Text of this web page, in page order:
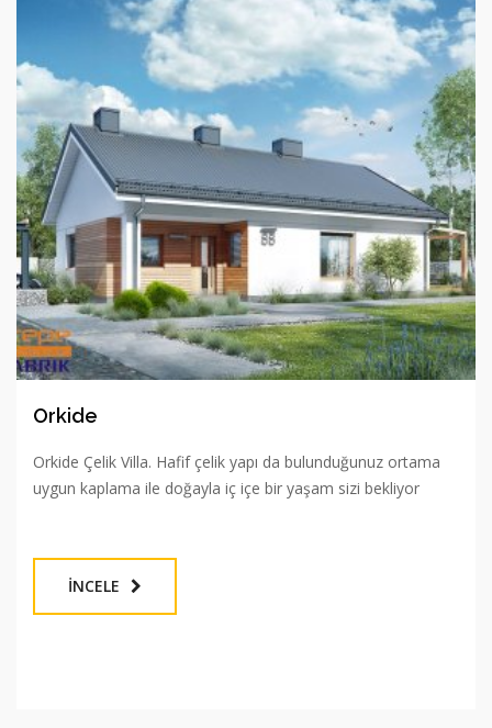
Orkide
Orkide Çelik Villa. Hafif çelik yapı da bulunduğunuz ortama
uygun kaplama ile doğayla iç içe bir yaşam sizi bekliyor
İNCELE